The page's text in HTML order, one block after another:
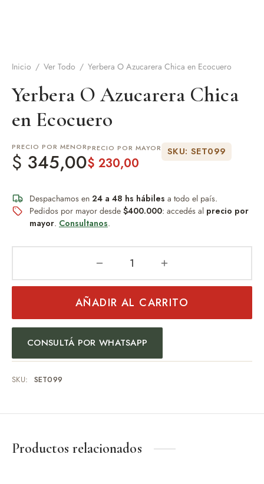
Inicio / Ver Todo / Yerbera O Azucarera Chica en Ecocuero
Yerbera O Azucarera Chica
en Ecocuero
SKU: SET099
PRECIO POR MENOR
$ 345,00
PRECIO POR MAYOR
$ 230,00
Despachamos en 24 a 48 hs hábiles a todo el país.
Pedidos por mayor desde $400.000: accedés al precio por
mayor. Consultanos.
AÑADIR AL CARRITO
CONSULTÁ POR WHATSAPP
SKU: SET099
Productos relacionados
y accesorios